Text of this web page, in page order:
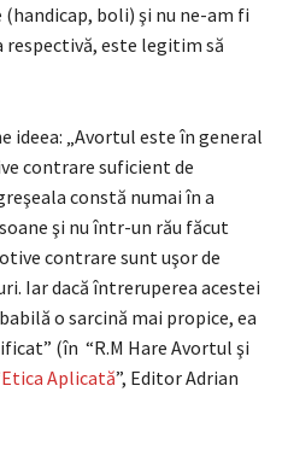
boli) şi nu ne-am fi
este legitim să
ideea: „Avortul este în general
contrare suficient de
constă numai în a
şi nu într-un rău făcut
contrare sunt uşor de
Iar dacă întreruperea acestei
o sarcină mai propice, ea
(în “R.M Hare Avortul şi
Aplicată”, Editor Adrian